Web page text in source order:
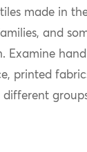
made in
and
Examine hand
printed
different